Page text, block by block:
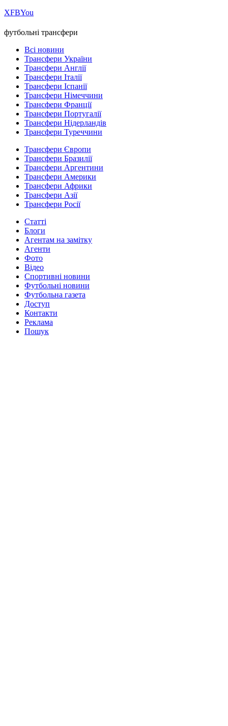
ХFBYou
футбольні трансфери
Всі новини
Трансфери України
Трансфери Англії
Трансфери Італії
Трансфери Іспанії
Трансфери Німеччини
Трансфери Франції
Трансфери Португалії
Трансфери Нідерландів
Трансфери Туреччини
Трансфери Європи
Трансфери Бразилії
Трансфери Аргентини
Трансфери Америки
Трансфери Африки
Трансфери Азії
Трансфери Росії
Статті
Блоги
Агентам на замітку
Агенти
Фото
Відео
Спортивні новини
Футбольні новини
Футбольна газета
Доступ
Контакти
Реклама
Пошук